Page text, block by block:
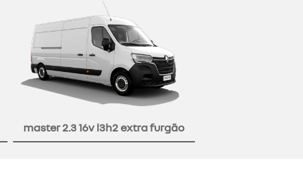
master 2.3 16v l3h2 extra furgão